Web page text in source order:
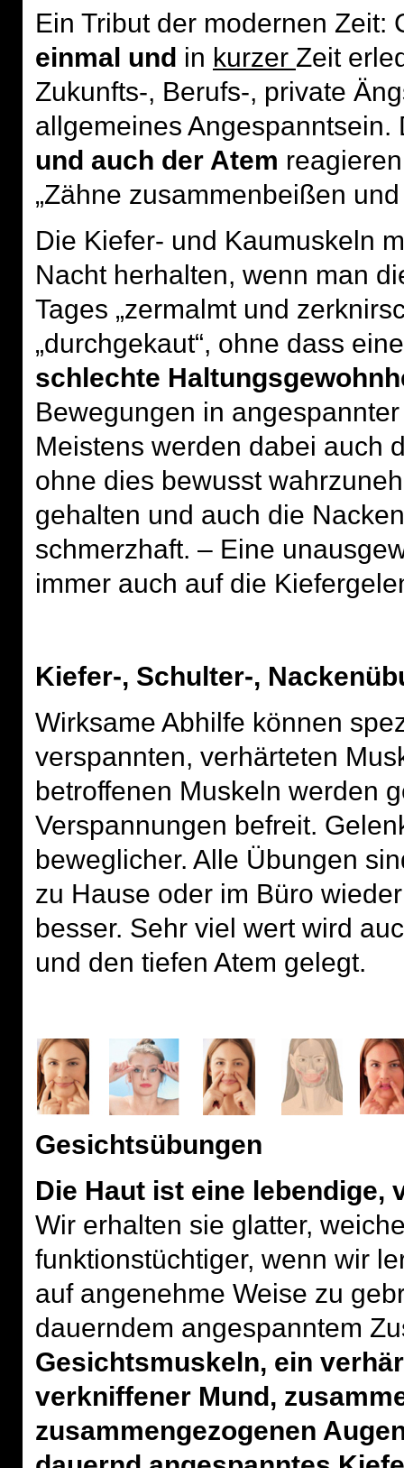
Ein Tribut der modernen Zeit:
einmal und in kurzer Zeit
Zukunfts-, Berufs-, private
allgemeines
und auch der Atem
„Zähne zusammenbeißen
Die Kiefer- und Kaumuskeln
Nacht herhalten, wenn man
Tages „zermalmt und
„durchgekaut“, ohne dass
schlechte
Bewegungen in
Meistens werden dabei auch
ohne dies bewusst
gehalten und auch die
schmerzhaft. – Eine
immer auch auf die
Kiefer-, Schulter-,
Wirksame Abhilfe können
verspannten, verhärteten
betroffenen Muskeln werden
Verspannungen befreit.
beweglicher. Alle Übungen
zu Hause oder im Büro
besser. Sehr viel wert wird
und den tiefen Atem gelegt.
Gesichtsübungen
Die Haut ist eine lebendige,
Wir erhalten sie glatter,
funktionstüchtiger, wenn wir
auf angenehme Weise zu
dauerndem angespanntem
Gesichtsmuskeln, ein
verkniffener Mund,
zusammengezogenen